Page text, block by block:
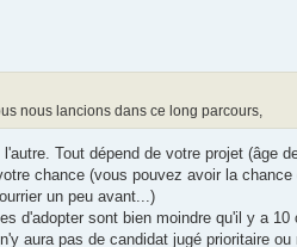
nous lancions dans ce long parcours,
Tout dépend de votre projet (âge
chance (vous pouvez avoir la
un peu avant...)
d'adopter sont bien moindre qu'il y a
aura pas de candidat jugé prioritaire ou